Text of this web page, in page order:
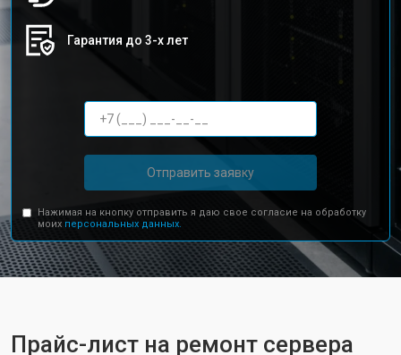
Гарантия до 3-х лет
Отправить заявку
Нажимая на кнопку отправить я даю свое согласие на обработку
моих персональных данных.
Прайс-лист на ремонт сервера